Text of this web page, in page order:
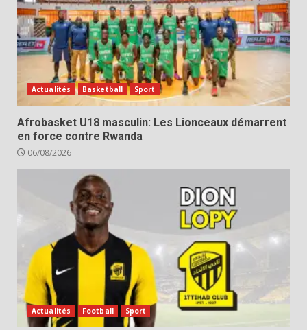
Actualités Basketball Sport
Afrobasket U18 masculin: Les Lionceaux démarrent
en force contre Rwanda
06/08/2026
Actualités Football Sport